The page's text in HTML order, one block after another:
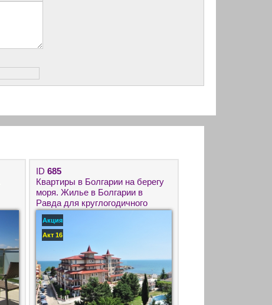
ID 685
Квартиры в Болгарии на берегу
моря. Жилье в Болгарии в
Равда для круглогодичного
проживания.
Акция
Акт 16